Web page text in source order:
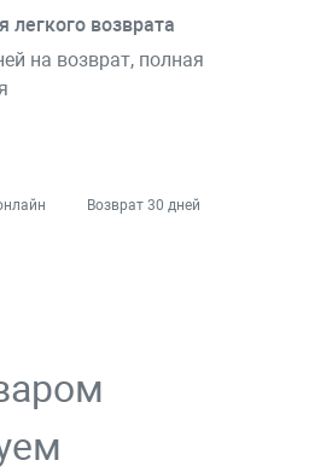
легкого возврата
на возврат, полная
Возврат 30 дней